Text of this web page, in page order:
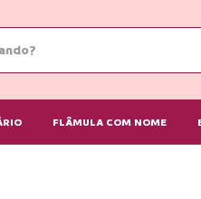
FLÂMULA COM NOME